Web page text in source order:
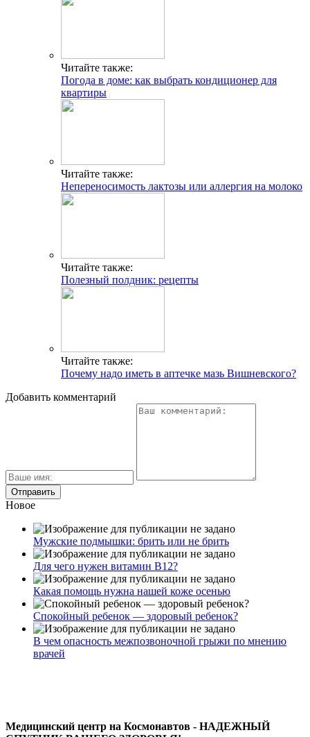
Читайте также:
Погода в доме: как выбрать кондиционер для
квартиры
Читайте также:
Непереносимость лактозы или аллергия на молоко
Читайте также:
Полезный полдник: рецепты
Читайте также:
Почему надо иметь в аптечке мазь Вишневского?
Добавить комментарий
Новое
Мужские подмышки: брить или не брить
Для чего нужен витамин В12?
Какая помощь нужна нашей коже осенью
Спокойный ребенок — здоровый ребенок?
В чем опасность межпозвоночной грыжи по мнению
врачей
Медицинский центр на Космонавтов - НАДЕЖНЫЙ